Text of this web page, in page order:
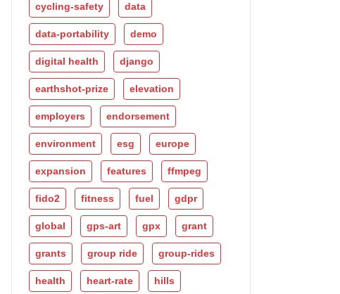
cycling-safety data
data-portability demo
digital health django
earthshot-prize elevation
employers endorsement
environment esg europe
expansion features ffmpeg
fido2 fitness fuel gdpr
global gps-art gpx grant
grants group ride group-rides
health heart-rate hills